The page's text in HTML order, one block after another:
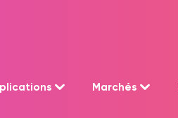
Marchés